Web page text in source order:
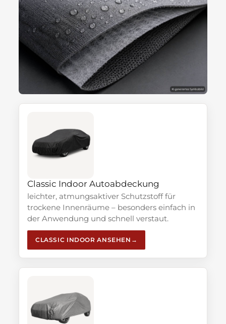
Classic Indoor Autoabdeckung
leichter, atmungsaktiver Schutzstoff für
trockene Innenräume – besonders einfach in
der Anwendung und schnell verstaut.
CLASSIC INDOOR ANSEHEN